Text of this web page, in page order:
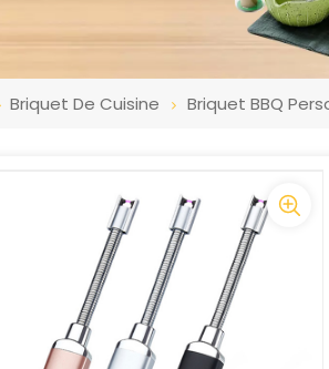
Briquet De Cuisine Briquet BBQ